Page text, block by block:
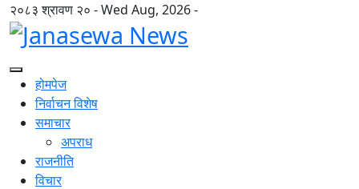
२०८३ श्रावण २० - Wed Aug, 2026 -
होमपेज
निर्वाचन विशेष
समाचार
अपराध
राजनीति
विचार